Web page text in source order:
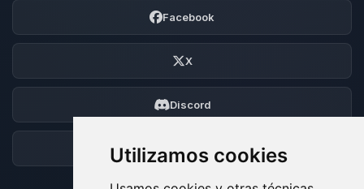
Utilizamos cookies
Facebook
X
Discord
Foro